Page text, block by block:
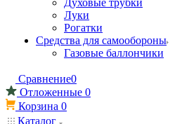
Духовые трубки
Луки
Рогатки
Средства для самообороны
Газовые баллончики
Сравнение0
Отложенные 0
Корзина 0
Каталог